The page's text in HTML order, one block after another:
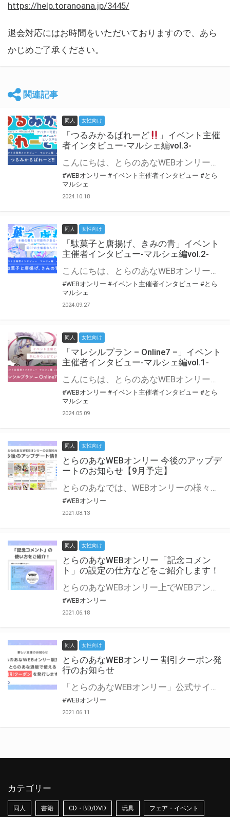
https://help.toranoana.jp/3445/
退会対応にはお時間をいただいておりますので、あら
かじめご了承ください。
関連記事
同人 女性向け
「つるみかるぱれーど
」イベント主催
者インタビュー-マルシェ編vol.3-
こんにちは、とらのあなWEBオンリー運営スタッフです。 新たにお届けする、イベント主催者インタビュー-マルシェ編-は、 とらのあなWEBオンリー「マルシェ」をご利用した主催様に 「マルシェ」を使って開催した感想や心がけをお聞きする企画です。 今回は、WEBオンリー初開催「つるみかるぱれーど
#WEBオンリー #イベント主催者インタビュー #とら
マルシェ
2024.10.18
同人 女性向け
「駄菓子と唐揚げ、きみの青」イベント
主催者インタビュー-マルシェ編vol.2-
こんにちは、とらのあなWEBオンリー運営スタッフです。 新たにお届けする、イベント主催者インタビュー-マルシェ編-は、 とらのあなWEBオンリー「マルシェ」をご利用の主催様に 「マルシェ」を使ってイベントを開催した感想や心がけをお聞きする企画です。 今回は、WEBオンリー初開催「駄菓子と唐揚げ、きみの青」より、 主催のぎこ六屋様にお話を伺いました。 協力：ぎこ六屋様／イベント公式Twitter（@krkgwks） とらのあなWEBオンリー「マルシェ」とは？ WEBオンリーでリアルタイムでコミュニケーションがとれるオンライン会場です。
#WEBオンリー #イベント主催者インタビュー #とら
マルシェ
2024.09.27
同人 女性向け
「マレシルプラン – Online7 –」イベント
主催者インタビュー-マルシェ編vol.1-
こんにちは、とらのあなWEBオンリー運営スタッフです。 新たにお届けする、イベント主催者インタビュー-マルシェ編-は、 とらのあなWEBオンリー「マルシェ」をご利用した主催様に 「マルシェ」を使って開催した感想や心がけをお聞きする企画です。 今回は、WEBオンリー開催7回目迎えた「マレシルプラン – Online7 –」より、 主催の玉川うた様にお話を伺いました。 ▼マレシルプランのインタビュー前回記事 「イベント主催者インタビュー vol.6」はこちら 協力：玉川うた様（マレシルプラン実行委員会 代表）／イベント公式Twitter（@mallesil_plan） とらのあなWEBオンリー「マルシェ」とは？ WEBオンリーでリアルタイムでコミュニケーションがとれるオンライン会場です。
#WEBオンリー #イベント主催者インタビュー #とら
マルシェ
2024.05.09
同人 女性向け
とらのあなWEBオンリー 今後のアップデ
ートのお知らせ【9月予定】
とらのあなでは、WEBオンリーの様々な支援を実施しています。 今回は2021年9月に実装を予定しているアップデート情報についてご紹介いたします。 とらのあなWEBオンリーサイトはこちら
#WEBオンリー
2021.08.13
同人 女性向け
とらのあなWEBオンリー「記念コメン
ト」の設定の仕方などをご紹介します！
とらのあなWEBオンリー上でWEBアンソロジーが作成できる「記念コメント」について、その使い方や作成手順を解説します！ 支援タイプを「サークル参加型」「サークル参加型・マルシェ(イベント会場)機能付き」でお申し込みいただいている主催者様はぜひご活用ください♪ とらのあなWEBオンリーサイトはこちら
#WEBオンリー
2021.06.18
同人 女性向け
とらのあなWEBオンリー 割引クーポン発
行のお知らせ
「とらのあなWEBオンリー」公式サイトでとらのあな通販の「割引クーポン」を配布中！ イベントごとに開催当日限定で使える割引クーポンのシリアルコードを発行します。 とらのあなWEBオンリーのページをチェックして、イベント当日にお得にお買い物を楽しみましょう♪ ※本キャンペーンは予告なく終了する場合がございます。 とらのあなWEBオンリーサイトはこちら
#WEBオンリー
2021.06.11
カテゴリー
同人 書籍 CD・BD/DVD 玩具 フェア・イベント